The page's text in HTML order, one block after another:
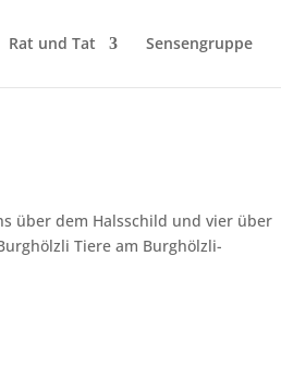
Rat und Tat Sensengruppe
über dem Halsschild und vier über
Tiere am Burghölzli-